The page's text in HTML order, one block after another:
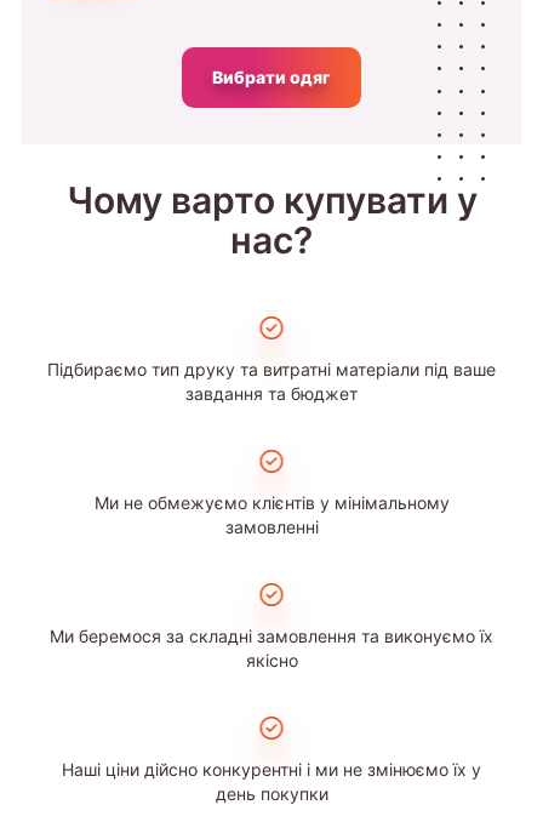
Вибрати одяг
Чому варто купувати у
нас?
Підбираємо тип друку та витратні матеріали під ваше
завдання та бюджет
Ми не обмежуємо клієнтів у мінімальному
замовленні
Ми беремося за складні замовлення та виконуємо їх
якісно
Наші ціни дійсно конкурентні і ми не змінюємо їх у
день покупки